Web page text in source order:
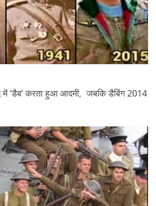
में ‘डैब’ करता हुआ आदमी, जबकि डैबिंग 2014